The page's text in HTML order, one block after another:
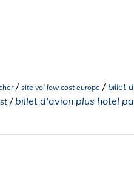
/ site vol low cost europe /billet
/ billet d'avion plus hotel